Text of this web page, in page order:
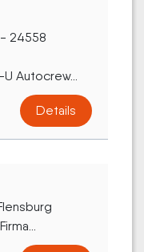
24558
Autocrew...
Details